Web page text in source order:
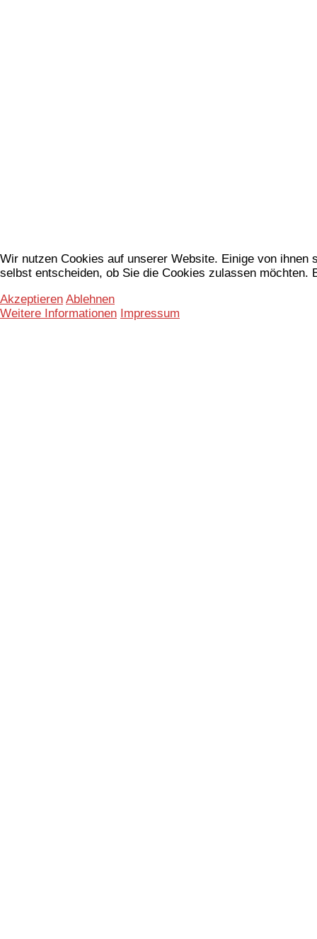
Wir nutzen Cookies auf unserer Website. Einige von
selbst entscheiden, ob Sie die Cookies zulassen möchten.
Akzeptieren Ablehnen
Weitere Informationen Impressum